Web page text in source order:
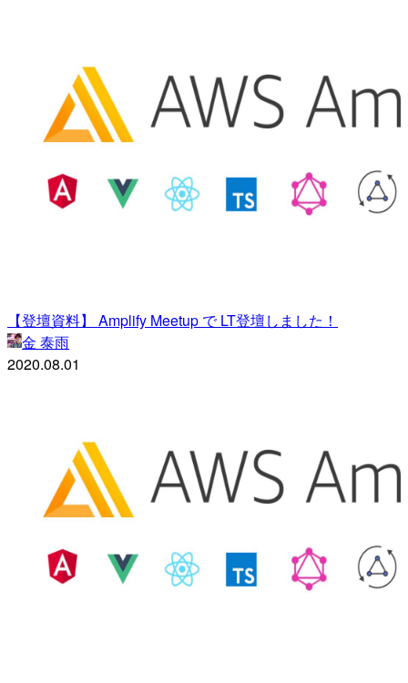
【登壇資料】 Amplify Meetup で LT登壇しました！
金 泰雨
2020.08.01